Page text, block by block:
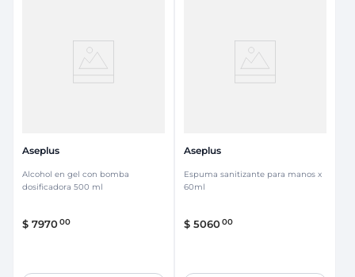
Aseplus
Alcohol en gel con bomba
dosificadora 500 ml
$ 797000
Aseplus
Espuma sanitizante para manos x
60ml
$ 506000